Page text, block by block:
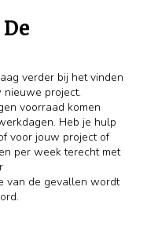
verder bij het vinden
project.
voorraad komen
Heb je hulp
voor jouw project of
per week terecht met
van de gevallen wordt